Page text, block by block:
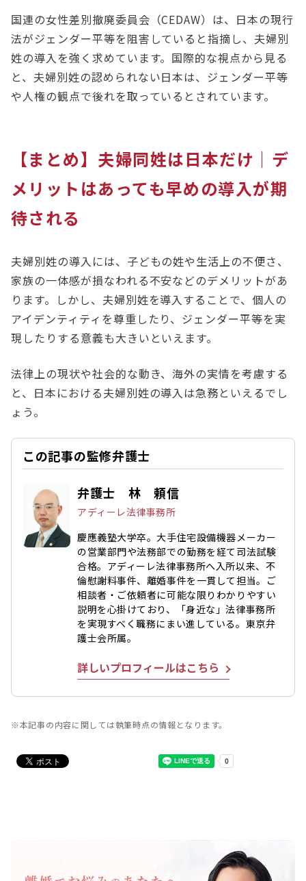
国連の女性差別撤廃委員会（CEDAW）は、日本の現行
法がジェンダー平等を阻害していると指摘し、夫婦別
姓の導入を強く求めています。国際的な視点から見る
と、夫婦別姓の認められない日本は、ジェンダー平等
や人権の観点で後れを取っているとされています。
【まとめ】夫婦同姓は日本だけ｜デ
メリットはあっても早めの導入が期
待される
夫婦別姓の導入には、子どもの姓や生活上の不便さ、
家族の一体感が損なわれる不安などのデメリットがあ
ります。しかし、夫婦別姓を導入することで、個人の
アイデンティティを尊重したり、ジェンダー平等を実
現したりする意義も大きいといえます。
法律上の現状や社会的な動き、海外の実情を考慮する
と、日本における夫婦別姓の導入は急務といえるでし
ょう。
この記事の監修弁護士
弁護士 林 頼信
アディーレ法律事務所
慶應義塾大学卒。大手住宅設備機器メーカー
の営業部門や法務部での勤務を経て司法試験
合格。アディーレ法律事務所へ入所以来、不
倫慰謝料事件、離婚事件を一貫して担当。ご
相談者・ご依頼者に可能な限りわかりやすい
説明を心掛けており、「身近な」法律事務所
を実現すべく職務にまい進している。東京弁
護士会所属。
詳しいプロフィールはこちら
※本記事の内容に関しては執筆時点の情報となります。